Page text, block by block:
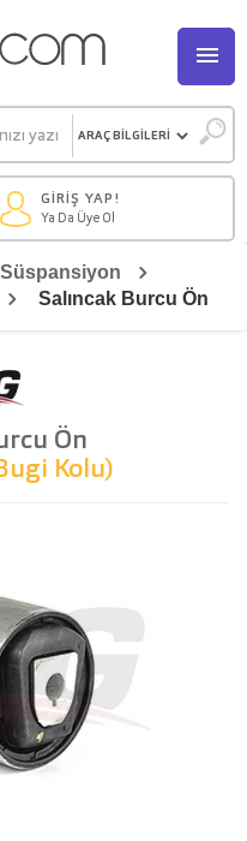
GİRİŞ YAP!
Ya Da Üye Ol
Salıncak Burcu Ön
Ön
Kolu)